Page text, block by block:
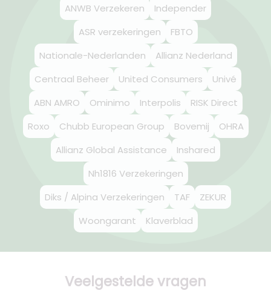
ANWB Verzekeren
Independer
ASR verzekeringen
FBTO
Nationale-Nederlanden
Allianz Nederland
Centraal Beheer
United Consumers
Univé
ABN AMRO
Ominimo Interpolis
RISK Direct
Roxo
Chubb European Group Bovemij
OHRA
Allianz Global Assistance
Inshared
Nh1816 Verzekeringen
Diks / Alpina Verzekeringen
TAF
ZEKUR
Woongarant
Klaverblad
Veelgestelde vragen